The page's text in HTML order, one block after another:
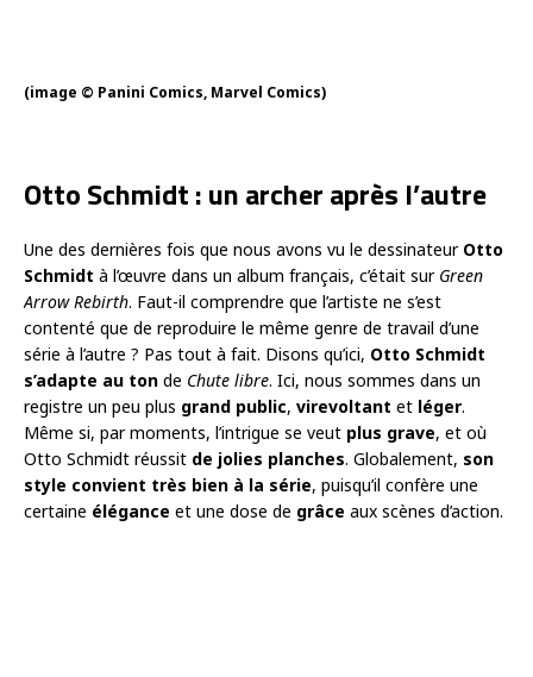
(image © Panini Comics, Marvel Comics)
Otto Schmidt : un archer après l’autre
Une des dernières fois que nous avons vu le dessinateur Otto
Schmidt à l’œuvre dans un album français, c’était sur Green
Arrow Rebirth. Faut-il comprendre que l’artiste ne s’est
contenté que de reproduire le même genre de travail d’une
série à l’autre ? Pas tout à fait. Disons qu’ici, Otto Schmidt
s’adapte au ton de Chute libre. Ici, nous sommes dans un
registre un peu plus grand public, virevoltant et léger.
Même si, par moments, l’intrigue se veut plus grave, et où
Otto Schmidt réussit de jolies planches. Globalement, son
style convient très bien à la série, puisqu’il confère une
certaine élégance et une dose de grâce aux scènes d’action.